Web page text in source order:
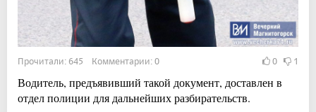
Прочитали: 645 Комментарии: 0 0 1
Водитель, предъявивший такой документ, доставлен в
отдел полиции для дальнейших разбирательств.